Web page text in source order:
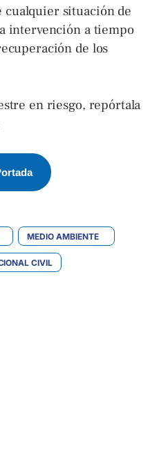
situación de
intervención a tiempo
de los
en riesgo, repórtala
MEDIO AMBIENTE
CIVIL